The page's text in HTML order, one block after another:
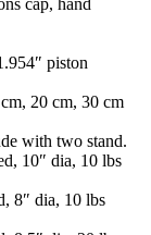
piston
20 cm, 30 cm
with two stand.
10″ dia, 10 lbs
8″ dia, 10 lbs